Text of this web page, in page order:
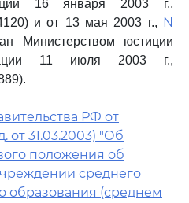
16 января 2003 г.,
и от 13 мая 2003 г., N
Министерством юстиции
11 июля 2003 г.,
РФ от
от 31.03.2003) "Об
положения об
среднего
образования (среднем